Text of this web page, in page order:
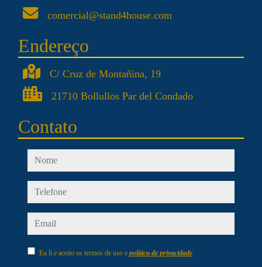
comercial@stand4house.com
Endereço
C/ Cruz de Montañina, 19
21710 Bollullos Par del Condado
Contato
nome
telefone
email
Eu li e aceito os termos de uso e política de privacidade